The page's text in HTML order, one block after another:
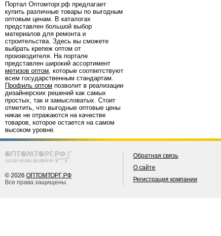
Портал Оптомторг.рф предлагает
купить различные товары по выгодным
оптовым ценам. В каталогах
представлен большой выбор
материалов для ремонта и
строительства. Здесь вы сможете
выбрать крепеж оптом от
производителя. На портале
представлен широкий ассортимент
метизов оптом, которые соответствуют
всем государственным стандартам.
Профиль оптом позволит в реализации
дизайнерских решений как самых
простых, так и замысловатых. Стоит
отметить, что выгодные оптовые цены
никак не отражаются на качестве
товаров, которое остается на самом
высоком уровне.
© 2026 ОПТОМТОРГ.РФ
Все права защищены.
Обратная связь
О сайте
Регистрация компании